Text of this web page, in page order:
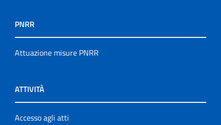
PNRR
Attuazione misure PNRR
ATTIVITÀ
Accesso agli atti